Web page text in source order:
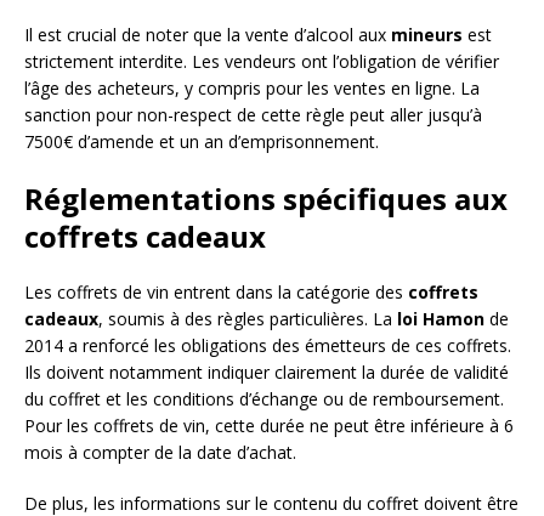
Il est crucial de noter que la vente d’alcool aux mineurs est
strictement interdite. Les vendeurs ont l’obligation de vérifier
l’âge des acheteurs, y compris pour les ventes en ligne. La
sanction pour non-respect de cette règle peut aller jusqu’à
7500€ d’amende et un an d’emprisonnement.
Réglementations spécifiques aux
coffrets cadeaux
Les coffrets de vin entrent dans la catégorie des coffrets
cadeaux, soumis à des règles particulières. La loi Hamon de
2014 a renforcé les obligations des émetteurs de ces coffrets.
Ils doivent notamment indiquer clairement la durée de validité
du coffret et les conditions d’échange ou de remboursement.
Pour les coffrets de vin, cette durée ne peut être inférieure à 6
mois à compter de la date d’achat.
De plus, les informations sur le contenu du coffret doivent être